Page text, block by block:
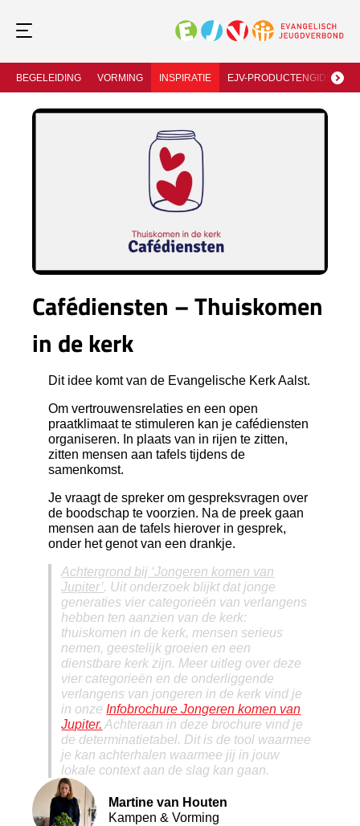
BEGELEIDING VORMING INSPIRATIE EJV-PRODUCTENGIDS
Cafédiensten – Thuiskomen
in de kerk
Dit idee komt van de Evangelische Kerk Aalst.
Om vertrouwensrelaties en een open
praatklimaatte stimuleren kan je cafédiensten
organiseren. In plaats van in rijen te zitten,
zitten mensen aan tafels tijdens de
samenkomst.
Je vraagt de spreker om gespreksvragen over
de boodschap te voorzien. Na de preek gaan
mensen aan de tafels hierover in gesprek,
onder het genot van een drankje.
Achtergrond bij ‘Jongeren komen van
Jupiter’. Uit onderzoek blijkt dat jonge
generaties vier categorieën van verlangens
hebben ten aanzien van de kerk:
thuiskomen in de kerk, mensen serieus
nemen, geestelijk groeien en een
dienstbare kerk zijn. Meer uitleg over deze
vier categorieën en de onderliggende
verlangens van jongeren in de kerk vind je
in onze Infobrochure Jongeren komen van
Jupiter. Achteraan in deze brochure vind je
de determinatietabel. Dit is de tool waarmee
je kan achterhalen waarmee jij in jouw
lokale context aan de slag kan gaan.
Martine van Houten
Kampen & Vorming